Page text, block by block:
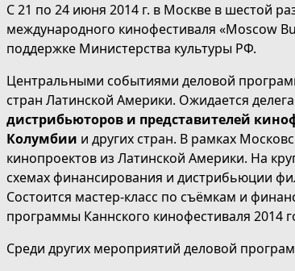
С 21 по 24 июня 2014 г. в Москве в шестой
международного кинофестиваля «Moscow
поддержке Министерства культуры РФ.
Центральными событиями деловой
стран Латинской Америки. Ожидается
дистрибьюторов и представителей
Колумбии и других стран. В рамках
кинопроектов из Латинской Америки. На
схемах финансирования и дистрибьюции
Состоится мастер-класс по съёмкам и
программы Каннского кинофестиваля 2014
Среди других мероприятий деловой